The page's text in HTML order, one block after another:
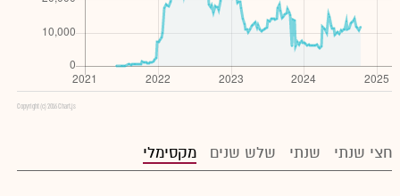
Copyright (c) 2016 Chart.js
חצי שנתי שנתי שלש שנים מקסימלי